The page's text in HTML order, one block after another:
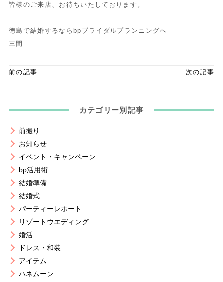
皆様のご来店、お待ちいたしております。
徳島で結婚するならbpブライダルプランニングへ
三間
前の記事 次の記事
カテゴリー別記事
前撮り
お知らせ
イベント・キャンペーン
bp活用術
結婚準備
結婚式
パーティーレポート
リゾートウエディング
婚活
ドレス・和装
アイテム
ハネムーン